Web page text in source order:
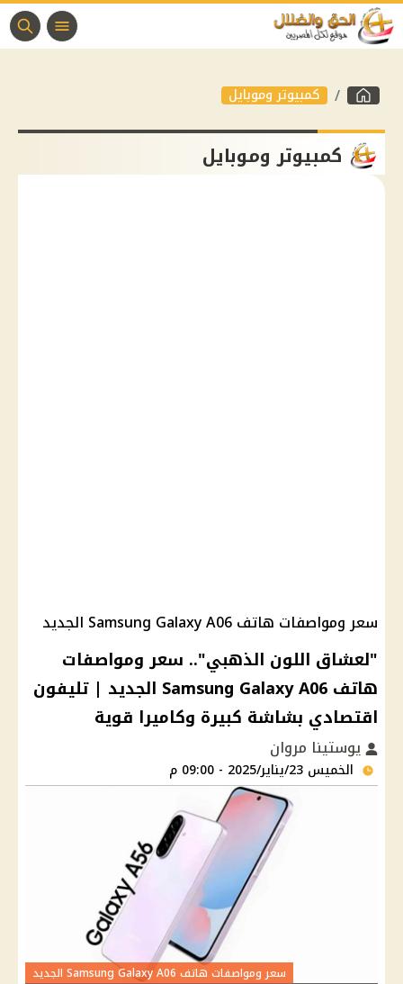
كمبيوتر وموبايل
كمبيوتر وموبايل
سعر ومواصفات هاتف Samsung Galaxy A06 الجديد
"لعشاق اللون الذهبي".. سعر ومواصفات
هاتف Samsung Galaxy A06 الجديد | تليفون
اقتصادي بشاشة كبيرة وكاميرا قوية
يوستينا مروان
الخميس 23/يناير/2025 - 09:00 م
سعر ومواصفات هاتف Samsung Galaxy A06 الجديد